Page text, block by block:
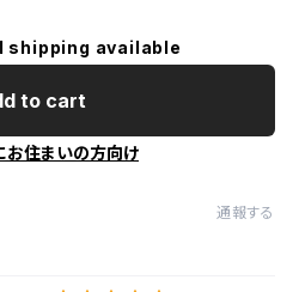
shipping available
to cart
お住まいの方向け
通報する